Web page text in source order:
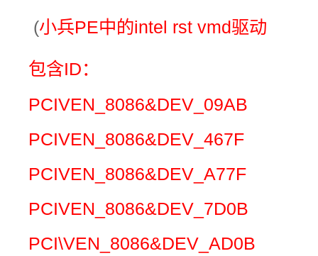
(小兵PE中的intel rst vmd驱动
包含ID：
PCIVEN_8086&DEV_09AB
PCIVEN_8086&DEV_467F
PCIVEN_8086&DEV_A77F
PCIVEN_8086&DEV_7D0B
PCI\VEN_8086&DEV_AD0B